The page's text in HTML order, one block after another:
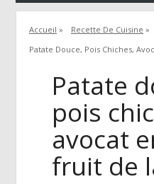
Accueil » Recette De Cuisine »
Patate Douce, Pois Chiches,
Patate
pois
avocat
fruit de